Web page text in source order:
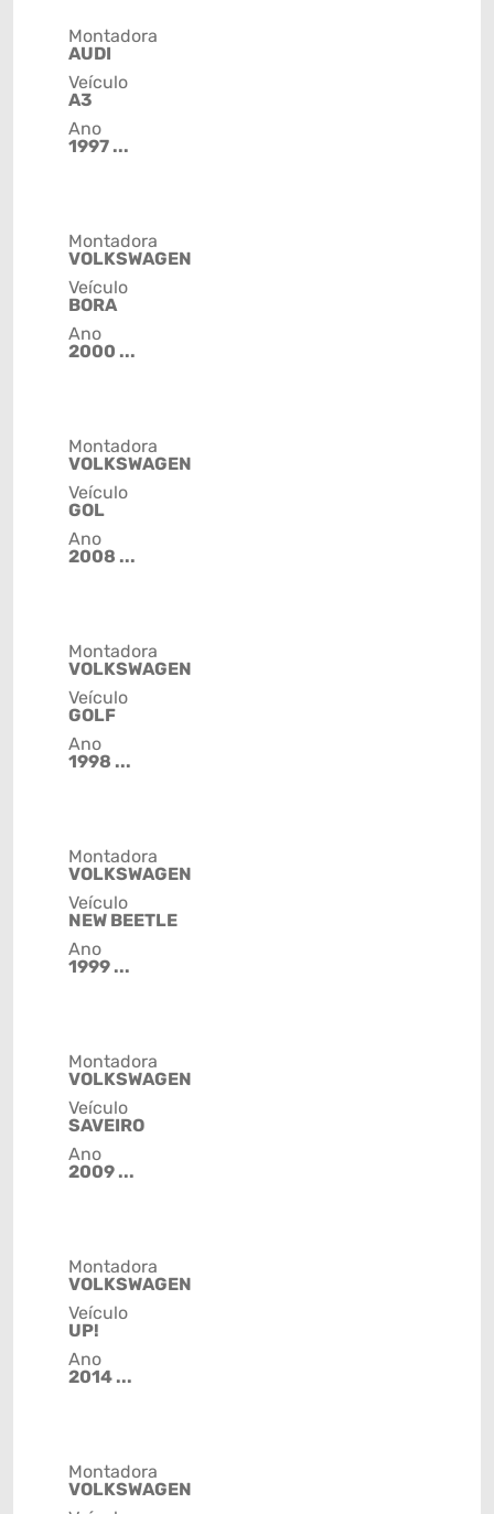
Montadora
AUDI
Veículo
A3
Ano
1997 ...
Montadora
VOLKSWAGEN
Veículo
BORA
Ano
2000 ...
Montadora
VOLKSWAGEN
Veículo
GOL
Ano
2008 ...
Montadora
VOLKSWAGEN
Veículo
GOLF
Ano
1998 ...
Montadora
VOLKSWAGEN
Veículo
NEW BEETLE
Ano
1999 ...
Montadora
VOLKSWAGEN
Veículo
SAVEIRO
Ano
2009 ...
Montadora
VOLKSWAGEN
Veículo
UP!
Ano
2014 ...
Montadora
VOLKSWAGEN